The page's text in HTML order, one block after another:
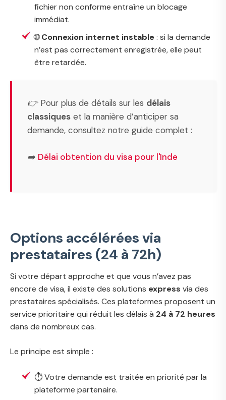
fichier non conforme entraîne un blocage
immédiat.
🌐Connexion internet instable: si la demande
n’est pas correctement enregistrée, elle peut
être retardée.
👉 Pour plus de détails sur les délais
classiques et la manière d’anticiper sa
demande, consultez notre guide complet :
➡️ Délai obtention du visa pour l'Inde
Options accélérées via
prestataires (24 à 72h)
Si votre départ approche et que vous n’avez pas
encore de visa, il existe des solutions express via des
prestataires spécialisés. Ces plateformes proposent un
service prioritaire qui réduit les délais à 24 à 72 heures
dans de nombreux cas.
Le principe est simple :
⏱️ Votre demande est traitée en priorité par la
plateforme partenaire.